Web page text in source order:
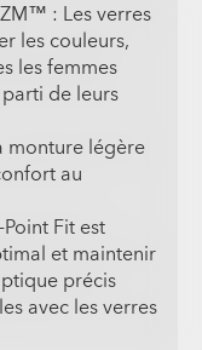
: Les verres
les couleurs,
les femmes
de leurs
monture légère
au
Point Fit est
et maintenir
précis
avec les verres